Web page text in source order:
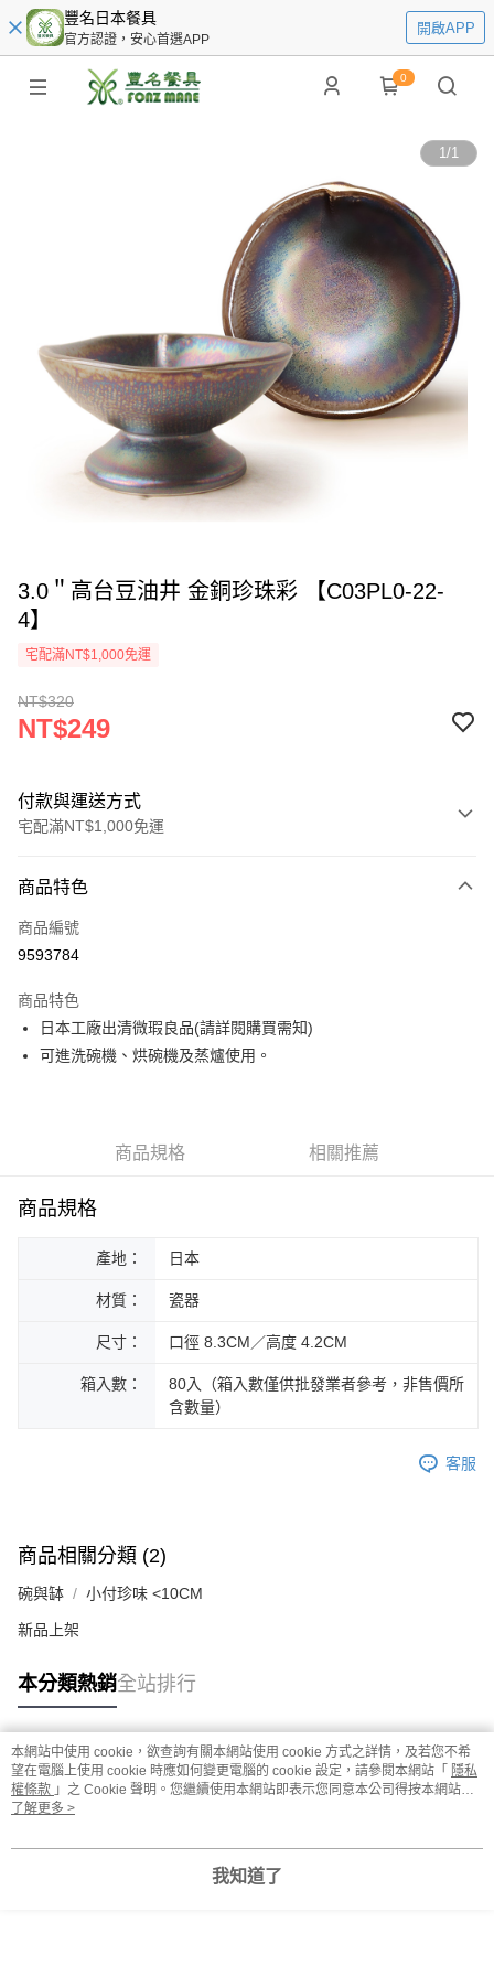
豐名日本餐具
官方認證，安心首選APP
開啟APP
0
1/1
3.0＂高台豆油井 金銅珍珠彩 【C03PL0-22-
4】
宅配滿NT$1,000免運
NT$320
NT$249
付款與運送方式
宅配滿NT$1,000免運
信用卡一次付款
LINE Pay
街口支付
悠遊付
運送方式
每筆NT$200，滿NT$1,000(含以上)免運費
黑貓外島宅配
每筆NT$360
商品特色
商品編號
9593784
商品特色
日本工廠出清微瑕良品(請詳閱購買需知)
可進洗碗機、烘碗機及蒸爐使用。
商品規格 相關推薦
商品規格
產地： 日本
材質： 瓷器
尺寸： 口徑 8.3CM／高度 4.2CM
箱入數：
80入（箱入數僅供批發業者參考，非售價所
含數量）
客服
商品相關分類 (2)
碗與缽 小付珍味 <10CM
新品上架
本分類熱銷全站排行
熱門標籤
本網站中使用 cookie，欲查詢有關本網站使用 cookie 方式之詳情，及若您不希
望在電腦上使用 cookie 時應如何變更電腦的 cookie 設定，請參閱本網站「 隱私
權條款 」之 Cookie 聲明。您繼續使用本網站即表示您同意本公司得按本網站使
用條款之 Cookie 聲明使用 cookie。
了解更多 >
我知道了